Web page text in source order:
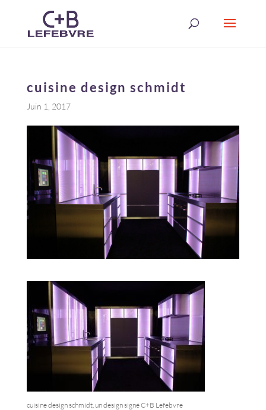
cuisine design schmidt
Juin 1, 2017
cuisine design schmidt, un design signé C+B Lefebvre